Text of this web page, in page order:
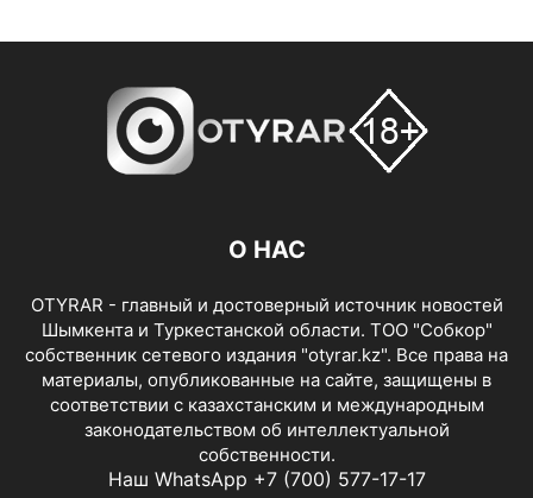
О НАС
OTYRAR - главный и достоверный источник новостей
Шымкента и Туркестанской области. ТОО "Собкор"
собственник сетевого издания "otyrar.kz". Все права на
материалы, опубликованные на сайте, защищены в
соответствии с казахстанским и международным
законодательством об интеллектуальной
собственности.
Наш WhatsApp +7 (700) 577-17-17